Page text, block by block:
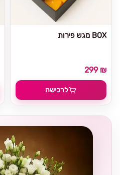
מגש פירות BOX
299 ₪
לרכישה